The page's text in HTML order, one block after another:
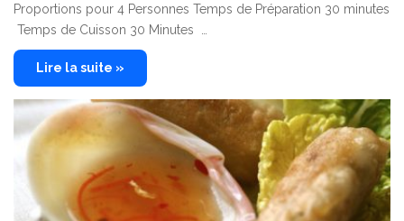
Proportions pour 4 Personnes Temps de Préparation 30 minutes
Temps de Cuisson 30 Minutes …
Lire la suite »